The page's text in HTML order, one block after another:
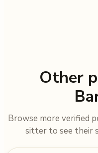
Other
Browse more verified
sitter to see their